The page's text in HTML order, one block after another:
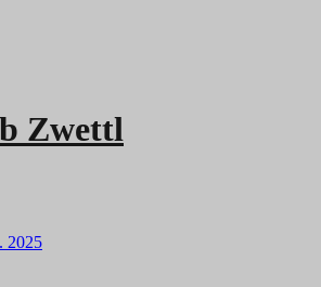
Zwettl
2025